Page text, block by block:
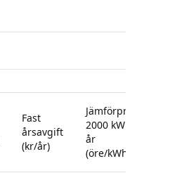
Fast
årsavgift
(kr/år)
Jämförpris
2000 kWh/
år
(öre/kWh)